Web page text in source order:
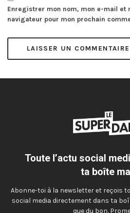
Enregistrer mon nom, mon e-mail et
navigateur pour mon prochain
Toute l’actu social
ta boîte
Abonne-toi à la newsletter et reçois
social media directement dans ta
que du bon.